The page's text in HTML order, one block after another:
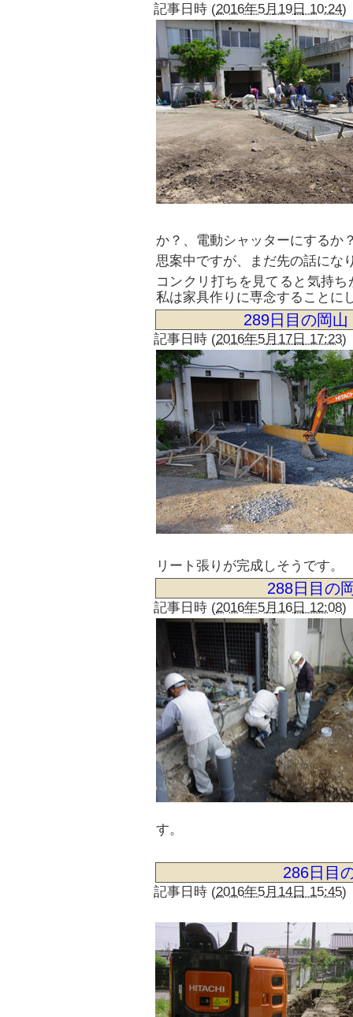
記事日時 (2016年5月19日 10:24)
か？、電動シャッターにするか
思案中ですが、まだ先の話にな
コンクリ打ちを見てると気持
私は家具作りに専念することに
289日目の岡
記事日時 (2016年5月17日 17:23)
リート張りが完成しそうです。
288日目の
記事日時 (2016年5月16日 12:08)
す。
286日目
記事日時 (2016年5月14日 15:45)